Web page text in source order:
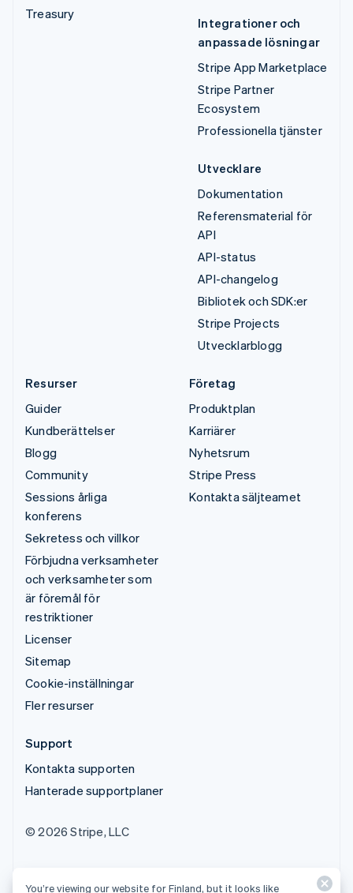
Treasury
Integrationer och
anpassade lösningar
Stripe App Marketplace
Stripe Partner
Ecosystem
Professionella tjänster
Utvecklare
Dokumentation
Referensmaterial för
API
API-status
API-changelog
Bibliotek och SDK:er
Stripe Projects
Utvecklarblogg
Resurser
Guider
Kundberättelser
Blogg
Community
Sessions årliga
konferens
Sekretess och villkor
Förbjudna verksamheter
och verksamheter som
är föremål för
restriktioner
Licenser
Sitemap
Cookie-inställningar
Fler resurser
Företag
Produktplan
Karriärer
Nyhetsrum
Stripe Press
Kontakta säljteamet
Support
Kontakta supporten
Hanterade supportplaner
© 2026 Stripe, LLC
You’re viewing our website for Finland, but it looks like